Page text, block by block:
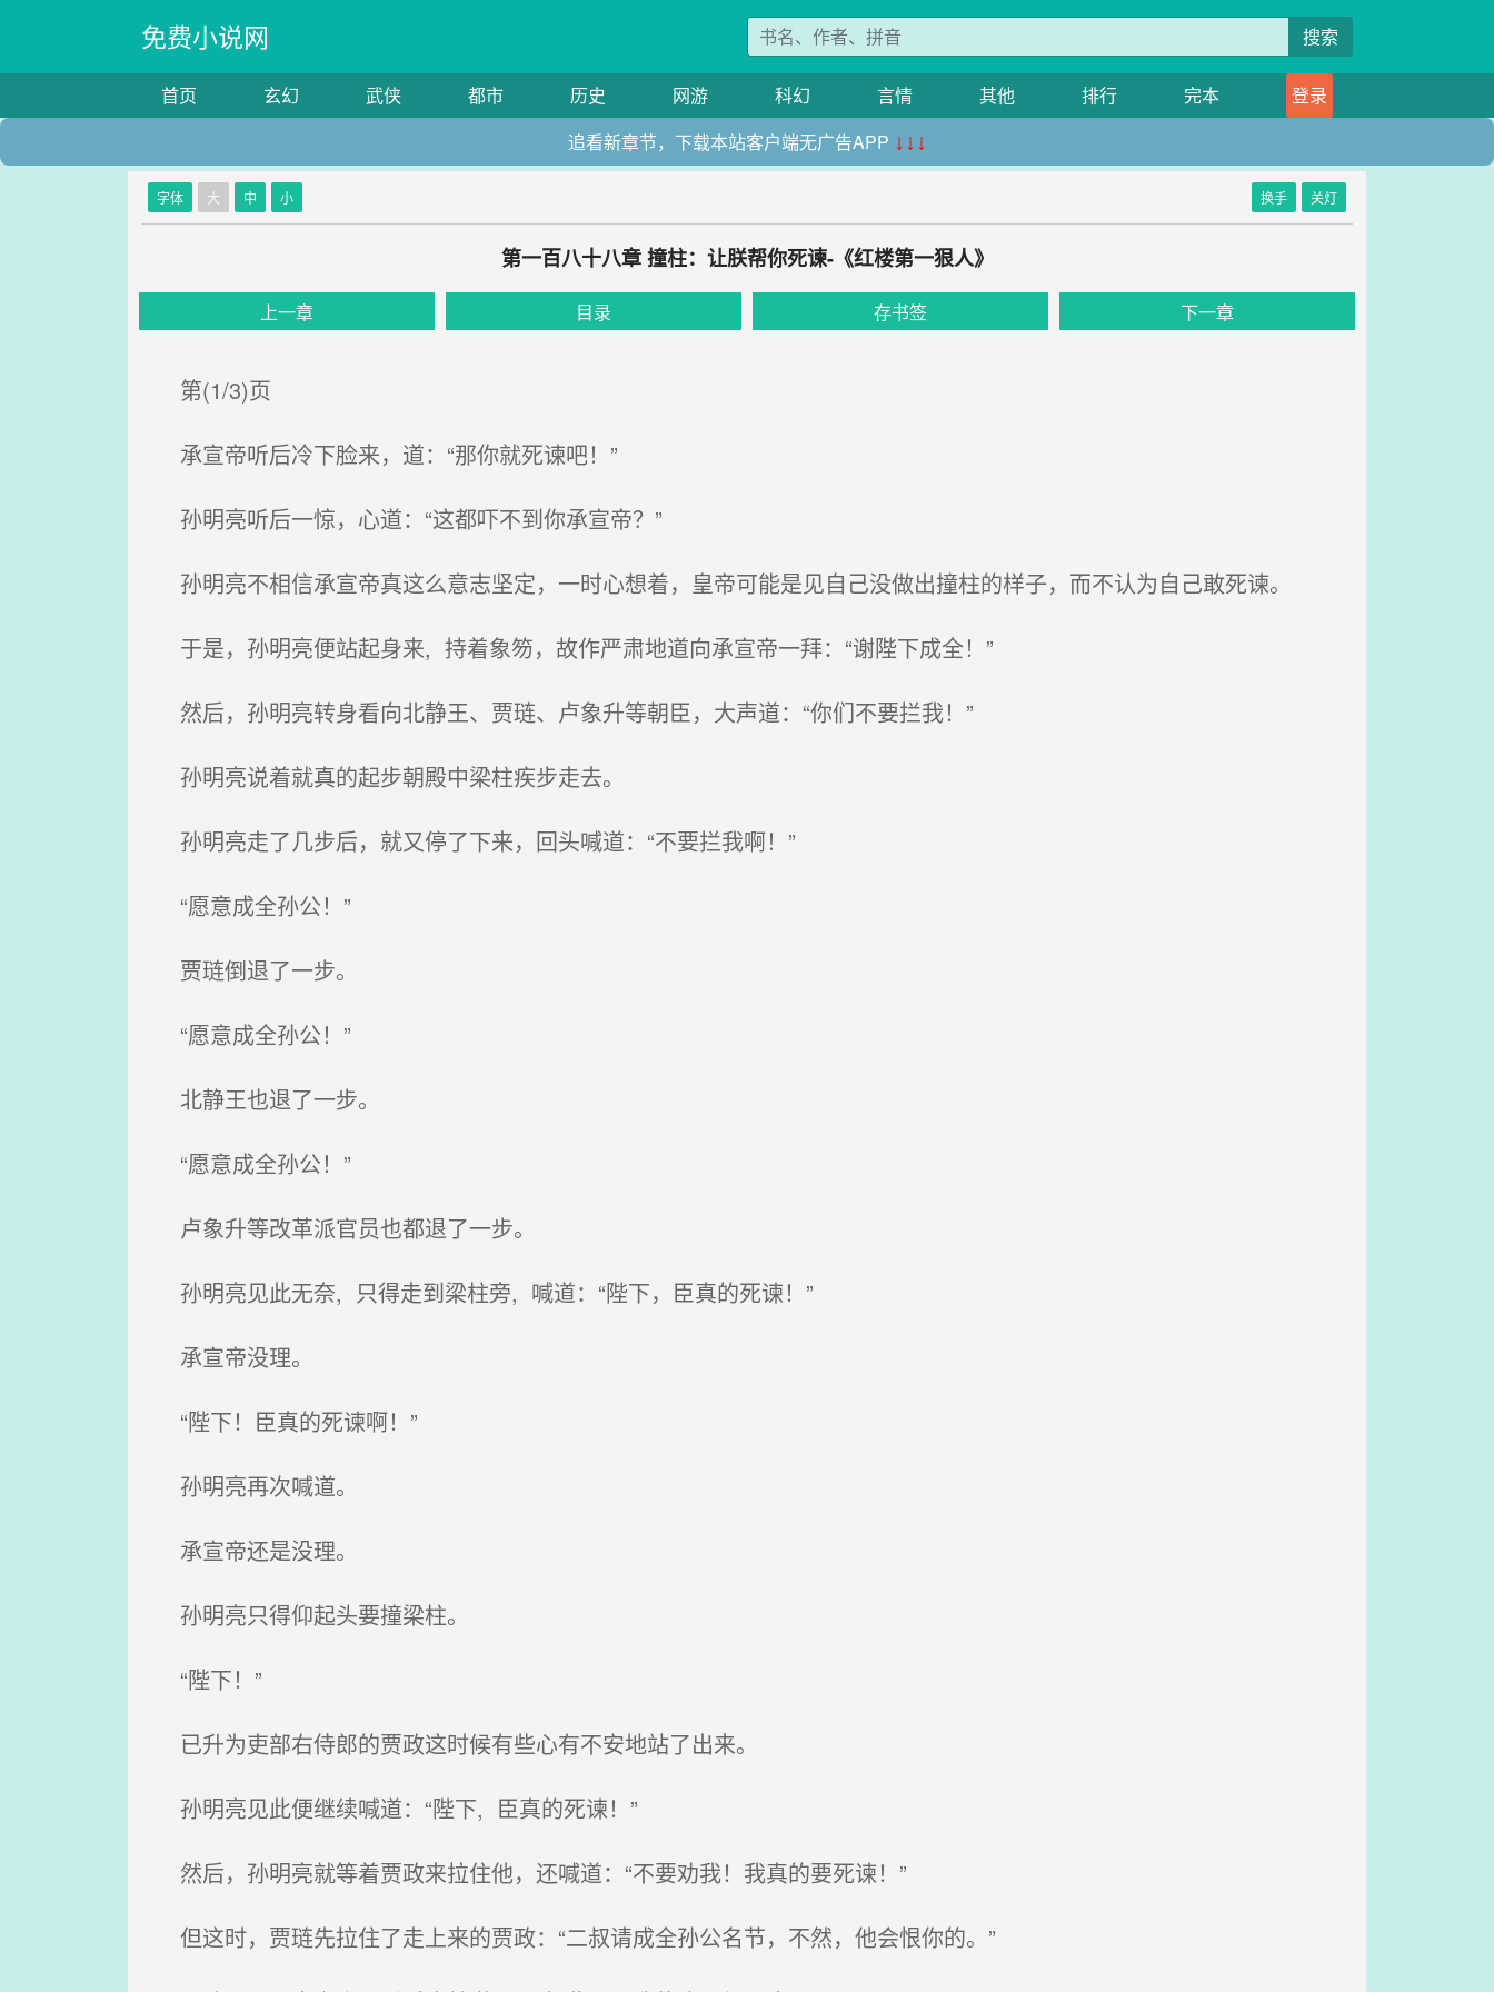
免费小说网 搜索
首页 玄幻 武侠 都市 历史 网游 科幻 言情 其他 排行 完本
登录
追看新章节，下载本站客户端无广告APP ↓↓↓
字体 大 中 小 换手 关灯
第一百八十八章 撞柱：让朕帮你死谏-《红楼第一狠人》
上一章 目录 存书签 下一章
第(1/3)页
承宣帝听后冷下脸来，道：“那你就死谏吧！”
孙明亮听后一惊，心道：“这都吓不到你承宣帝？”
孙明亮不相信承宣帝真这么意志坚定，一时心想着，皇帝可能是见自己没做出撞柱的样子，而不认为自己敢死谏。
于是，孙明亮便站起身来, 持着象笏，故作严肃地道向承宣帝一拜：“谢陛下成全！”
然后，孙明亮转身看向北静王、贾琏、卢象升等朝臣，大声道：“你们不要拦我！”
孙明亮说着就真的起步朝殿中梁柱疾步走去。
孙明亮走了几步后，就又停了下来，回头喊道：“不要拦我啊！”
“愿意成全孙公！”
贾琏倒退了一步。
“愿意成全孙公！”
北静王也退了一步。
“愿意成全孙公！”
卢象升等改革派官员也都退了一步。
孙明亮见此无奈, 只得走到梁柱旁, 喊道：“陛下，臣真的死谏！”
承宣帝没理。
“陛下！臣真的死谏啊！”
孙明亮再次喊道。
承宣帝还是没理。
孙明亮只得仰起头要撞梁柱。
“陛下！”
已升为吏部右侍郎的贾政这时候有些心有不安地站了出来。
孙明亮见此便继续喊道：“陛下, 臣真的死谏！”
然后，孙明亮就等着贾政来拉住他，还喊道：“不要劝我！我真的要死谏！”
但这时，贾琏先拉住了走上来的贾政：“二叔请成全孙公名节，不然，他会恨你的。”